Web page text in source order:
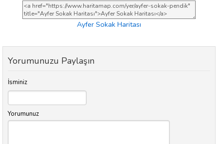
Ayfer Sokak Haritası
Yorumunuzu Paylaşın
İsminiz
Yorumunuz